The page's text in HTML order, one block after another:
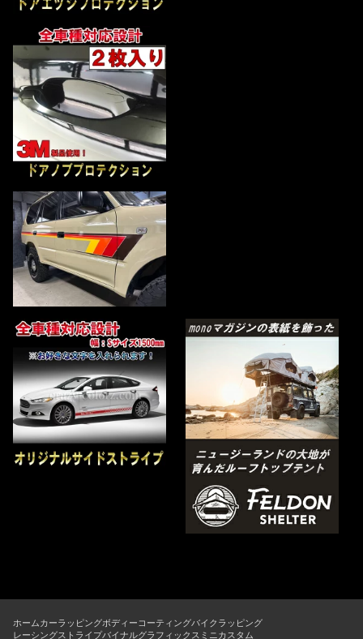
ホームカーラッピングボディーコーティングバイクラッピング
レーシングストライプバイナルグラフィックス ミニカスタム